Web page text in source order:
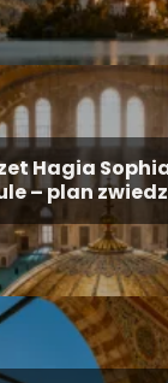
Hagia
– plan
historia, bilety